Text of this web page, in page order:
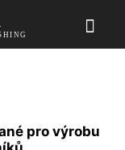
pro výrobu